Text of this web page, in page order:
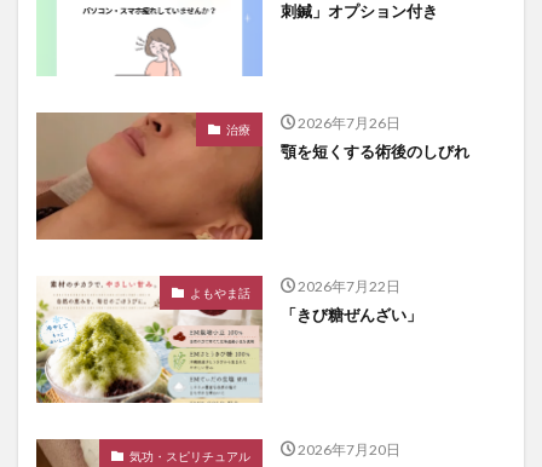
刺鍼」オプション付き
治療 2026年7月26日
顎を短くする術後のしびれ
よもやま話 2026年7月22日
「きび糖ぜんざい」
気功・スピリチュアル 2026年7月20日